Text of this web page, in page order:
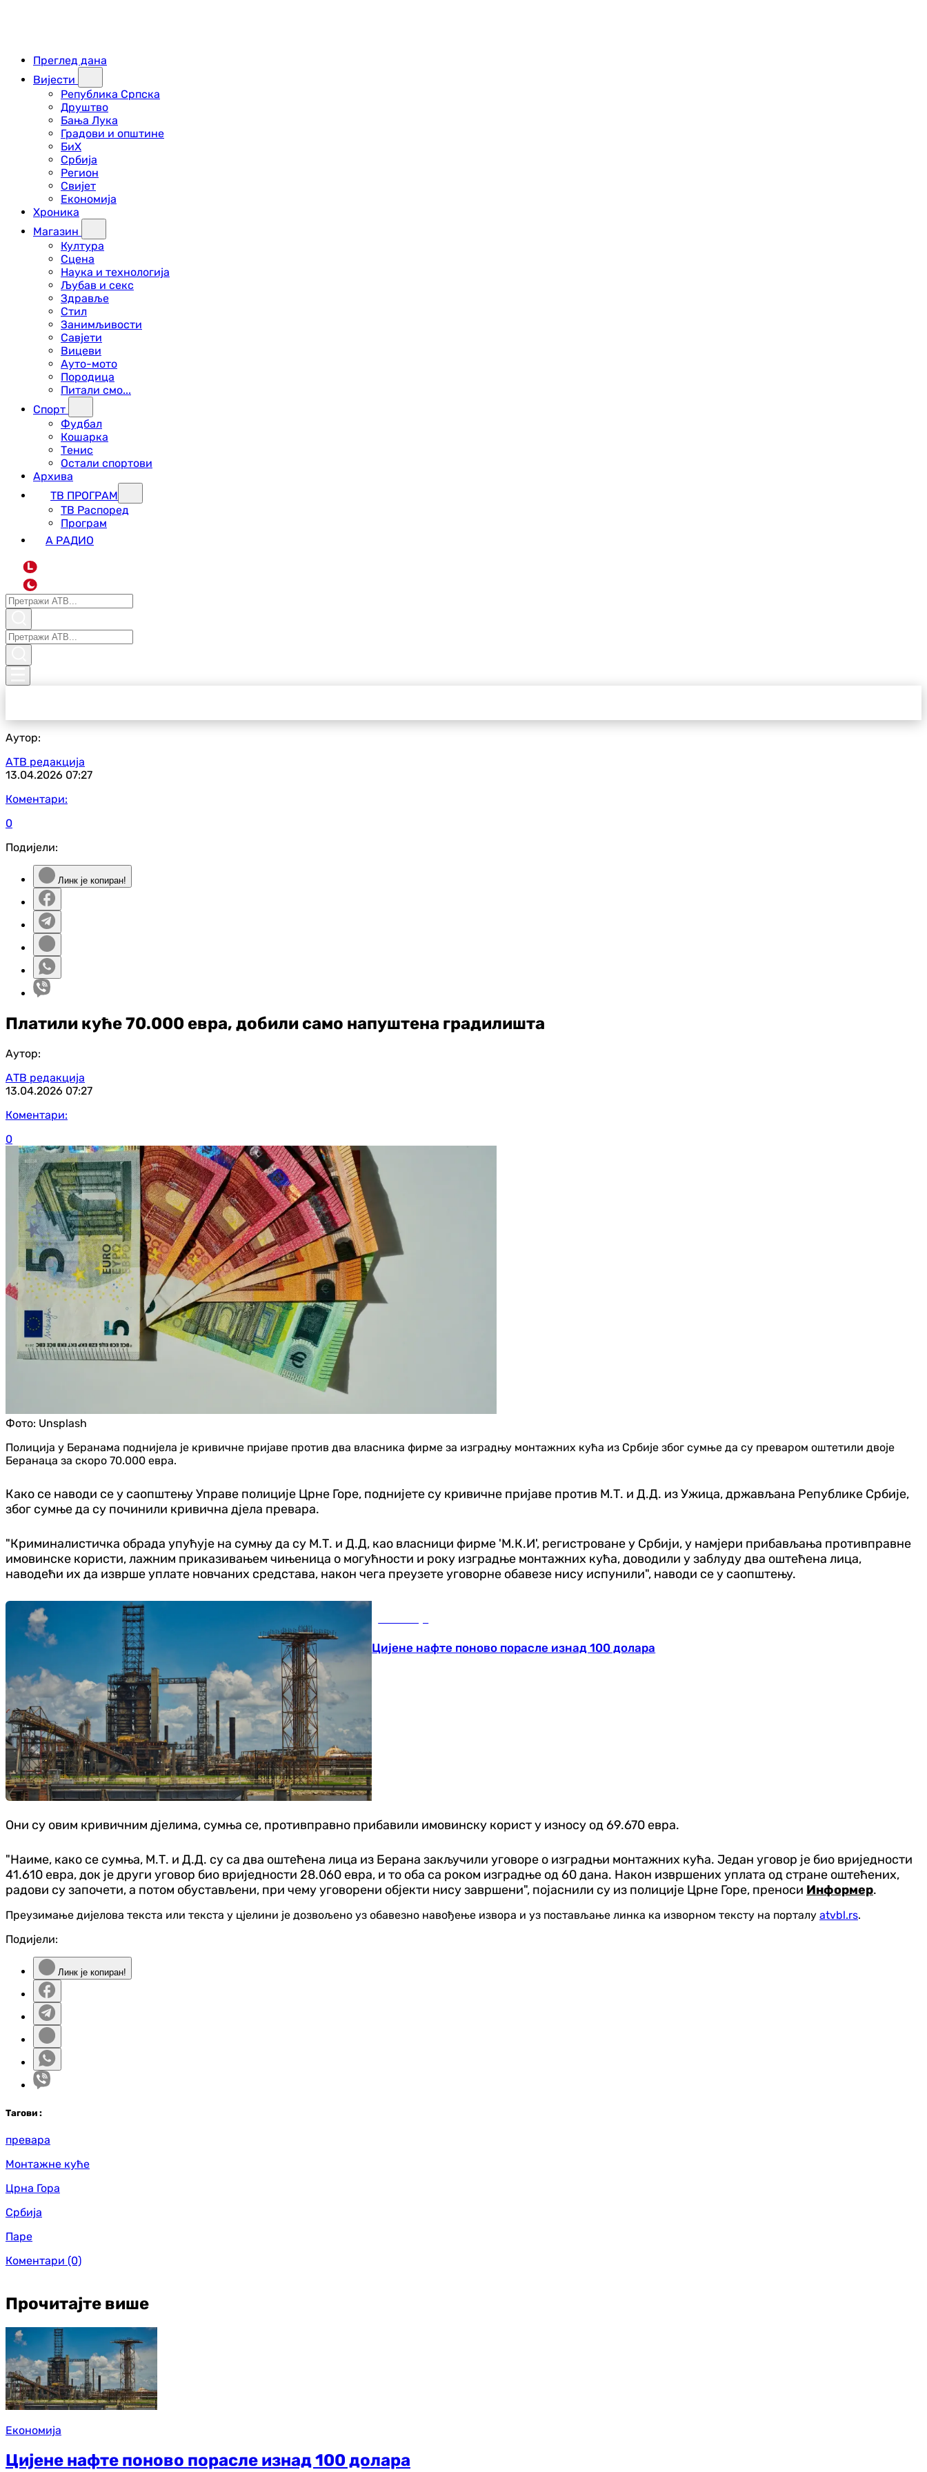
Преглед дана
Вијести
Република Српска
Друштво
Бања Лука
Градови и општине
БиХ
Србија
Регион
Свијет
Економија
Хроника
Магазин
Култура
Сцена
Наука и технологија
Љубав и секс
Здравље
Стил
Занимљивости
Савјети
Вицеви
Ауто-мото
Породица
Питали смо...
Спорт
Фудбал
Кошарка
Тенис
Остали спортови
Архива
ТВ ПРОГРАМ
ТВ Распоред
Програм
А РАДИО
L
Аутор:
АТВ редакција
13.04.2026 07:27
Коментари:
0
Подијели:
Линк је копиран!
Платили куће 70.000 евра, добили само напуштена градилишта
Аутор:
АТВ редакција
13.04.2026 07:27
Коментари:
0
Фото: Unsplash
Полиција у Беранама поднијела је кривичне пријаве против два власника фирме за изградњу монтажних кућа из Србије због сумње да су преваром оштетили двоје
Беранаца за скоро 70.000 евра.
Како се наводи се у саопштењу Управе полиције Црне Горе, поднијете су кривичне пријаве против М.Т. и Д.Д. из Ужица, држављана Републике Србије,
због сумње да су починили кривична дјела превара.
"Криминалистичка обрада упућује на сумњу да су М.Т. и Д.Д, као власници фирме 'М.К.И', регистроване у Србији, у намјери прибављања противправне
имовинске користи, лажним приказивањем чињеница о могућности и року изградње монтажних кућа, доводили у заблуду два оштећена лица,
наводећи их да изврше уплате новчаних средстава, након чега преузете уговорне обавезе нису испунили", наводи се у саопштењу.
Цијене нафте поново порасле изнад 100 долара
Они су овим кривичним дјелима, сумња се, противправно прибавили имовинску корист у износу од 69.670 евра.
"Наиме, како се сумња, М.Т. и Д.Д. су са два оштећена лица из Берана закључили уговоре о изградњи монтажних кућа. Један уговор је био вриједности
41.610 евра, док је други уговор био вриједности 28.060 евра, и то оба са роком изградње од 60 дана. Након извршених уплата од стране оштећених,
радови су започети, а потом обустављени, при чему уговорени објекти нису завршени", појаснили су из полиције Црне Горе, преноси Информер.
Преузимање дијелова текста или текста у цјелини је дозвољено уз обавезно навођење извора и уз постављање линка ка изворном тексту на порталу atvbl.rs.
Подијели:
Линк је копиран!
Тагови :
превара
Монтажне куће
Црна Гора
Србија
Паре
Коментари (0)
Прочитајте више
Економија
Цијене нафте поново порасле изнад 100 долара